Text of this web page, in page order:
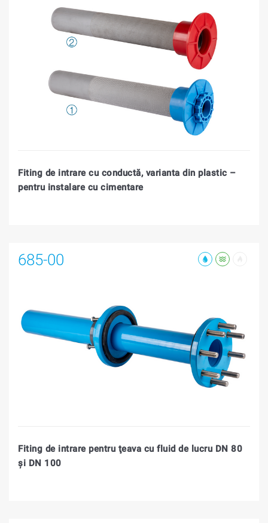
Fiting de intrare cu conductă, varianta din plastic –
pentru instalare cu cimentare
685-00
Fiting de intrare pentru ţeava cu fluid de lucru DN 80
şi DN 100